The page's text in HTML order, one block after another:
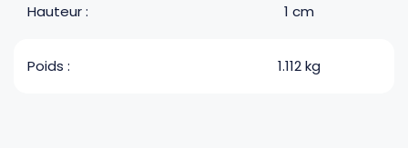
Hauteur : 1 cm
Poids : 1.112 kg